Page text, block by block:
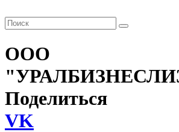
ООО
Поделиться
VK